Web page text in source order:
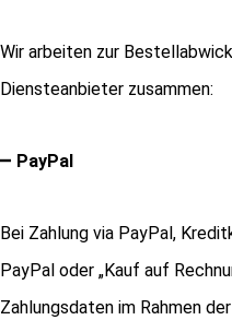
Wir arbeiten zur
Diensteanbieter zusammen:
– PayPal
Bei Zahlung via PayPal,
PayPal oder „Kauf auf
Zahlungsdaten im Rahmen